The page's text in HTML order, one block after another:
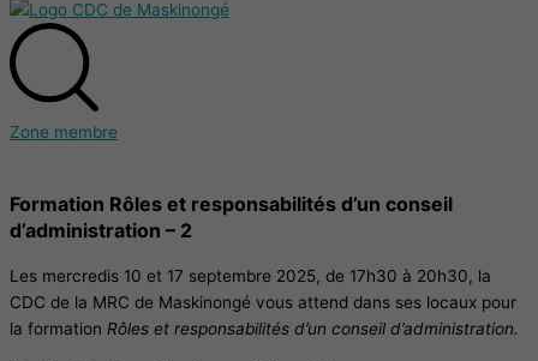
Zone membre
Formation Rôles et responsabilités d’un conseil
d’administration – 2
Les mercredis 10 et 17 septembre 2025, de 17h30 à 20h30, la
CDC de la MRC de Maskinongé vous attend dans ses locaux pour
la formation Rôles et responsabilités d’un conseil d’administration.